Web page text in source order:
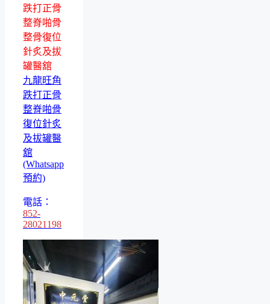
跌打正骨
整脊啪骨
整骨復位
針炙及拔
罐醫舘
九龍旺角
跌打正骨
整脊啪骨
復位針炙
及拔罐醫
舘
(Whatsapp
預約)
電話：
852-
28021198